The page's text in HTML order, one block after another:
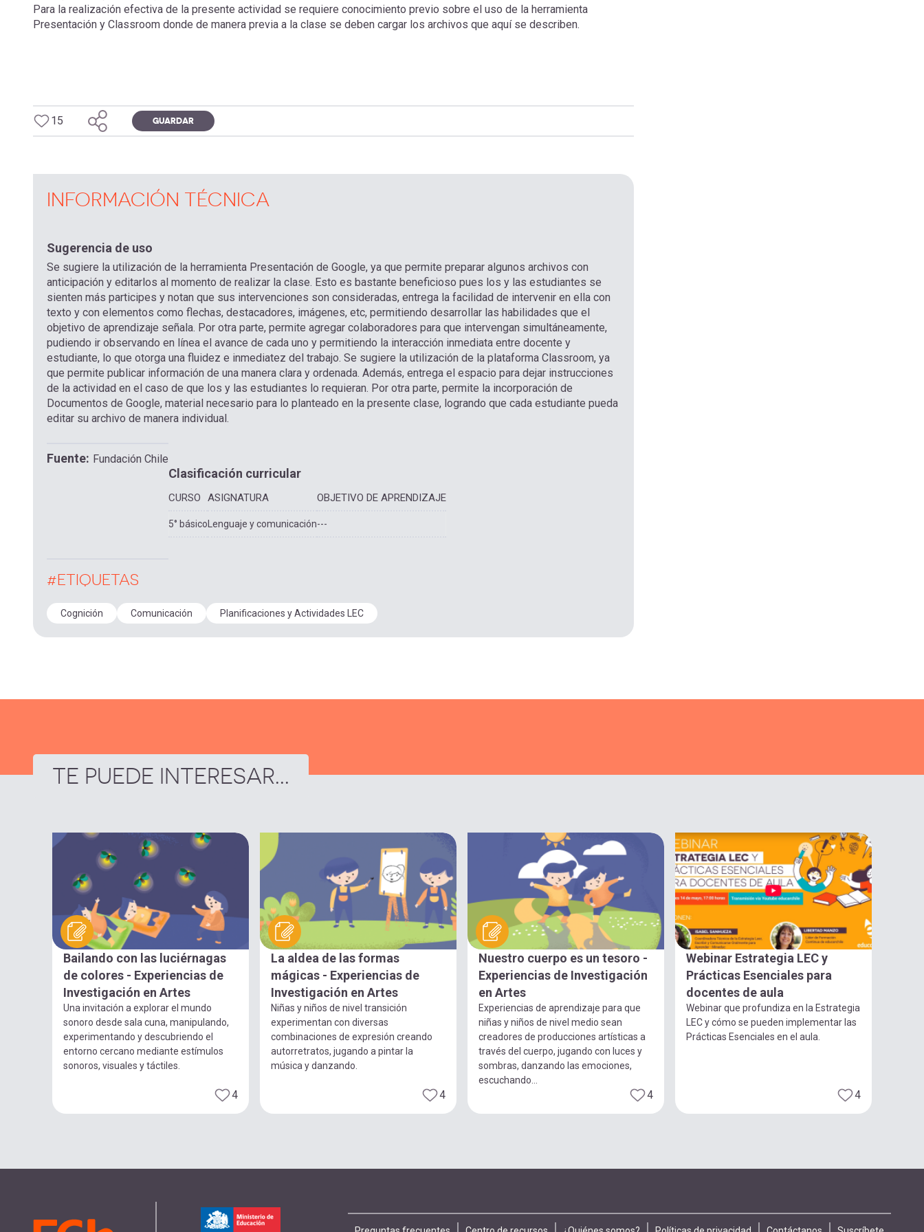
Para la realización efectiva de la presente actividad se requiere conocimiento previo sobre el uso de la herramienta
Presentación y Classroom donde de manera previa a la clase se deben cargar los archivos que aquí se describen.
15 GUARDAR
INFORMACIÓN TÉCNICA
Sugerencia de uso
Se sugiere la utilización de la herramienta Presentación de Google, ya que permite preparar algunos archivos con
anticipación y editarlos al momento de realizar la clase. Esto es bastante beneficioso pues los y las estudiantes se
sienten más participes y notan que sus intervenciones son consideradas, entrega la facilidad de intervenir en ella con
texto y con elementos como flechas, destacadores, imágenes, etc, permitiendo desarrollar las habilidades que el
objetivo de aprendizaje señala. Por otra parte, permite agregar colaboradores para que intervengan simultáneamente,
pudiendo ir observando en línea el avance de cada uno y permitiendo la interacción inmediata entre docente y
estudiante, lo que otorga una fluidez e inmediatez del trabajo. Se sugiere la utilización de la plataforma Classroom, ya
que permite publicar información de una manera clara y ordenada. Además, entrega el espacio para dejar instrucciones
de la actividad en el caso de que los y las estudiantes lo requieran. Por otra parte, permite la incorporación de
Documentos de Google, material necesario para lo planteado en la presente clase, logrando que cada estudiante pueda
editar su archivo de manera individual.
Fuente Fundación Chile
Clasificación curricular
CURSO ASIGNATURA OBJETIVO DE APRENDIZAJE
5° básico Lenguaje y comunicación---
#ETIQUETAS
Cognición Comunicación Planificaciones y Actividades LEC
TE PUEDE INTERESAR...
Bailando con las luciérnagas
de colores - Experiencias de
Investigación en Artes
Una invitación a explorar el mundo
sonoro desde sala cuna, manipulando,
experimentando y descubriendo el
entorno cercano mediante estímulos
sonoros, visuales y táctiles.
4
La aldea de las formas
mágicas - Experiencias de
Investigación en Artes
Niñas y niños de nivel transición
experimentan con diversas
combinaciones de expresión creando
autorretratos, jugando a pintar la
música y danzando.
4
Nuestro cuerpo es un tesoro -
Experiencias de Investigación
en Artes
Experiencias de aprendizaje para que
niñas y niños de nivel medio sean
creadores de producciones artísticas a
través del cuerpo, jugando con luces y
sombras, danzando las emociones,
escuchando...
4
Webinar Estrategia LEC y
Prácticas Esenciales para
docentes de aula
Webinar que profundiza en la Estrategia
LEC y cómo se pueden implementar las
Prácticas Esenciales en el aula.
4